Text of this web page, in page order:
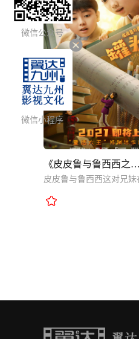
《皮皮鲁与鲁西西之罐头小人》
微信公众号
微信小程序